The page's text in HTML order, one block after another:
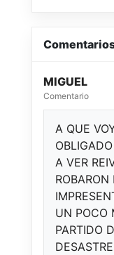
MIGUEL
Comentario
A QUE
A VER
ROBARON
UN POCO
PARTIDO